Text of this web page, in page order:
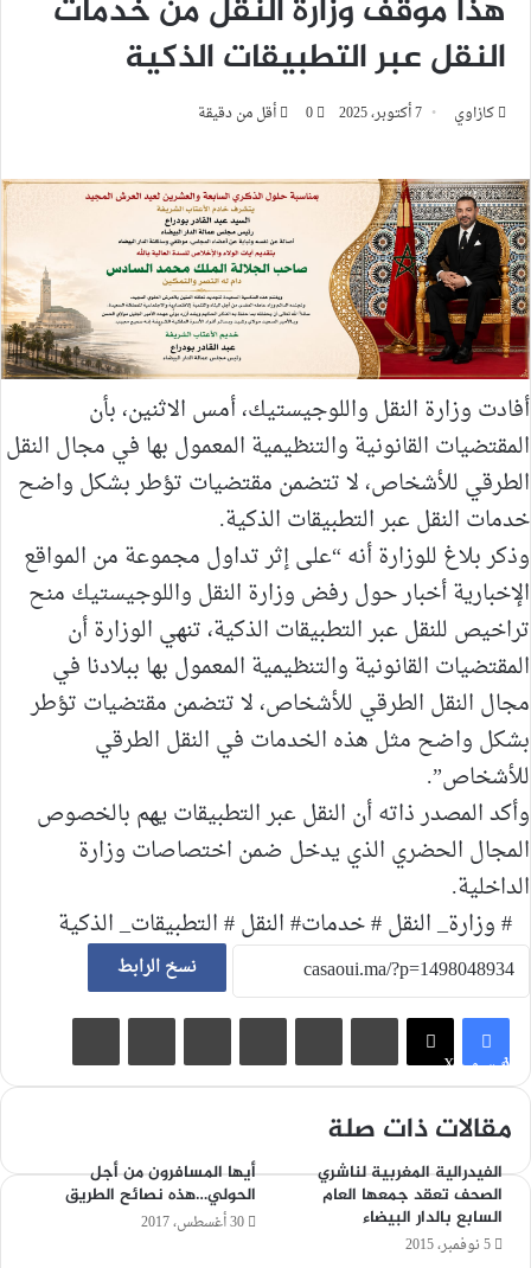
هذا موقف وزارة النقل من خدمات
النقل عبر التطبيقات الذكية
كازاوي 7 أكتوبر، 2025 0 أقل من دقيقة
أفادت وزارة النقل واللوجيستيك، أمس الاثنين، بأن
المقتضيات القانونية والتنظيمية المعمول بها في مجال النقل
الطرقي للأشخاص، لا تتضمن مقتضيات تؤطر بشكل واضح
خدمات النقل عبر التطبيقات الذكية.
وذكر بلاغ للوزارة أنه “على إثر تداول مجموعة من المواقع
الإخبارية أخبار حول رفض وزارة النقل واللوجيستيك منح
تراخيص للنقل عبر التطبيقات الذكية، تنهي الوزارة أن
المقتضيات القانونية والتنظيمية المعمول بها ببلادنا في
مجال النقل الطرقي للأشخاص، لا تتضمن مقتضيات تؤطر
بشكل واضح مثل هذه الخدمات في النقل الطرقي
للأشخاص”.
وأكد المصدر ذاته أن النقل عبر التطبيقات يهم بالخصوص
المجال الحضري الذي يدخل ضمن اختصاصات وزارة
الداخلية.
# وزارة_ النقل # خدمات# النقل # التطبيقات_ الذكية
نسخ الرابط
فيسبوك
X
لينكدإن بينتيريست
مقالات ذات صلة
الفيدرالية المغربية لناشري
الصحف تعقد جمعها العام
السابع بالدار البيضاء
5 نوفمبر، 2015
أيها المسافرون من أجل
الحولي…هذه نصائح الطريق
30 أغسطس، 2017